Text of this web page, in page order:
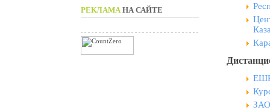
РЕКЛАМАНА САЙТЕ
ЗАО